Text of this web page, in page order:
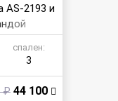
AS-2193 и
спален:
3
₽ 44 100